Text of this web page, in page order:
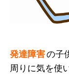
発達障害の子
周りに気を使